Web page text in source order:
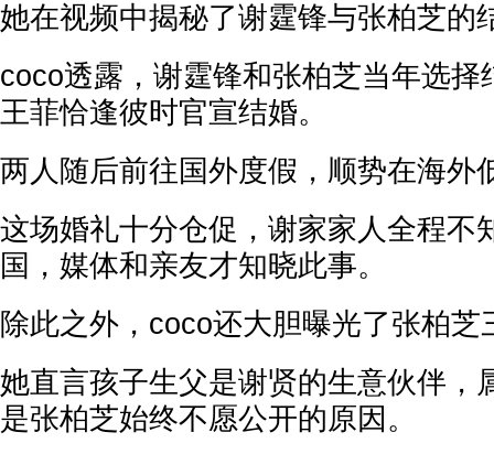
她在视频中揭秘了谢霆锋与张柏芝的
coco透露，谢霆锋和张柏芝当年选择
王菲恰逢彼时官宣结婚。
两人随后前往国外度假，顺势在海外
这场婚礼十分仓促，谢家家人全程不
国，媒体和亲友才知晓此事。
除此之外，coco还大胆曝光了张柏芝
她直言孩子生父是谢贤的生意伙伴，
是张柏芝始终不愿公开的原因。